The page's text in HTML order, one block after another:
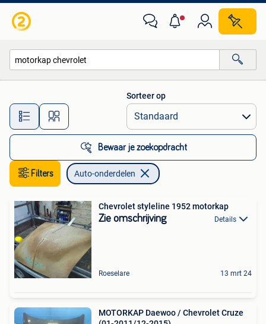
Alle afstanden…
Sorteer op
Bewaar je zoekopdracht
Filters Auto-onderdelen
Chevrolet styleline 1952 motorkap
Zie omschrijving Details
Roeselare 13 mrt 24
MOTORKAP Daewoo / Chevrolet Cruze